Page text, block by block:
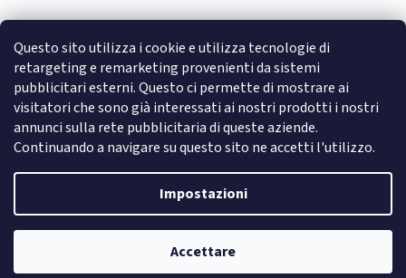
Questo sito utilizza i cookie e utilizza tecnologie di
retargeting e remarketing provenienti da sistemi
pubblicitari esterni. Questo ci permette di mostrare ai
visitatori che sono già interessati ai nostri prodotti i nostri
annunci sulla rete pubblicitaria di queste aziende.
Continuando a navigare su questo sito ne accetti l'utilizzo.
Impostazioni
Accettare
o
Accesso con Facebook
Accesso con Google
Copyright 2026DENATO. Tutti i diritti riservati.Modifica delle
impostazioni dei cookie